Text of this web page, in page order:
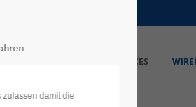
MANUFACTURING SERVICES
zulassen damit die